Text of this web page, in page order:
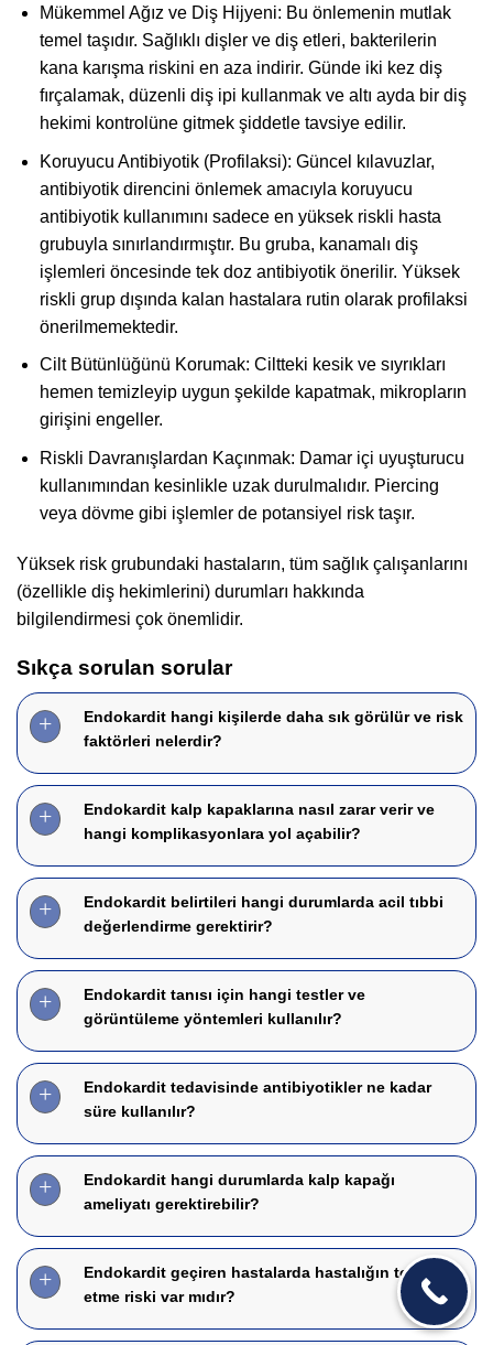
Mükemmel Ağız ve Diş Hijyeni: Bu önlemenin mutlak
temel taşıdır. Sağlıklı dişler ve diş etleri, bakterilerin
kana karışma riskini en aza indirir. Günde iki kez diş
fırçalamak, düzenli diş ipi kullanmak ve altı ayda bir diş
hekimi kontrolüne gitmek şiddetle tavsiye edilir.
Koruyucu Antibiyotik (Profilaksi): Güncel kılavuzlar,
antibiyotik direncini önlemek amacıyla koruyucu
antibiyotik kullanımını sadece en yüksek riskli hasta
grubuyla sınırlandırmıştır. Bu gruba, kanamalı diş
işlemleri öncesinde tek doz antibiyotik önerilir. Yüksek
riskli grup dışında kalan hastalara rutin olarak profilaksi
önerilmemektedir.
Cilt Bütünlüğünü Korumak: Ciltteki kesik ve sıyrıkları
hemen temizleyip uygun şekilde kapatmak, mikropların
girişini engeller.
Riskli Davranışlardan Kaçınmak: Damar içi uyuşturucu
kullanımından kesinlikle uzak durulmalıdır. Piercing
veya dövme gibi işlemler de potansiyel risk taşır.
Yüksek risk grubundaki hastaların, tüm sağlık çalışanlarını
(özellikle diş hekimlerini) durumları hakkında
bilgilendirmesi çok önemlidir.
Sıkça sorulan sorular
Endokardit hangi kişilerde daha sık görülür ve risk
faktörleri nelerdir?
Endokardit kalp kapaklarına nasıl zarar verir ve
hangi komplikasyonlara yol açabilir?
Endokardit belirtileri hangi durumlarda acil tıbbi
değerlendirme gerektirir?
Endokardit tanısı için hangi testler ve
görüntüleme yöntemleri kullanılır?
Endokardit tedavisinde antibiyotikler ne kadar
süre kullanılır?
Endokardit hangi durumlarda kalp kapağı
ameliyatı gerektirebilir?
Endokardit geçiren hastalarda hastalığın tekrar
etme riski var mıdır?